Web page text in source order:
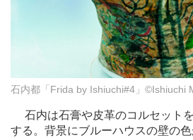
石内都「Frida by Ishiuchi#4」©Ishiuchi
石内は石膏や皮革のコルセット
する。背景にブルーハウスの壁の